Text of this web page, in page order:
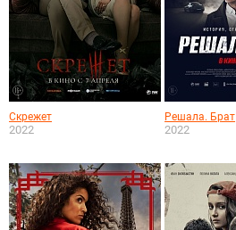
Скрежет
2022
Решала. Брат
2022